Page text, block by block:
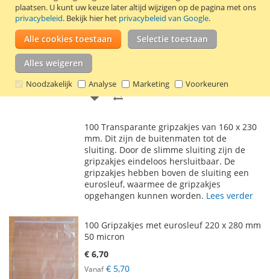
plaatsen. U kunt uw keuze later altijd wijzigen op de pagina met ons
privacybeleid. Bekijk hier het privacybeleid van Google.
Alle cookies toestaan Selectie toestaan
Alles weigeren
Noodzakelijk Analyse Marketing Voorkeuren
50 micron
€ 5,25
Vanaf € 4,10
Incl. 21% BTW
VOEG
AAN
VERLANGLIJST
TOEVOEGEN
TE
VERGELIJKEN
100 Transparante gripzakjes van 160 x 230
mm. Dit zijn de buitenmaten tot de
sluiting. Door de slimme sluiting zijn de
gripzakjes eindeloos hersluitbaar. De
gripzakjes hebben boven de sluiting een
eurosleuf, waarmee de gripzakjes
opgehangen kunnen worden. Lees verder
100 Gripzakjes met eurosleuf 220 x 280 mm
50 micron
€ 6,70
Vanaf € 5,70